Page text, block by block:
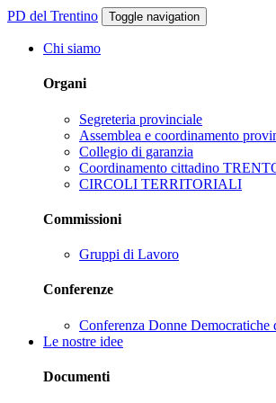
PD del Trentino Toggle navigation
Chi siamo
Organi
Segreteria provinciale
Assemblea e coordinamento
Collegio di garanzia
Coordinamento cittadino
CIRCOLI TERRITORIALI
Commissioni
Gruppi di Lavoro
Conferenze
Conferenza Donne Democratiche
Le nostre idee
Documenti